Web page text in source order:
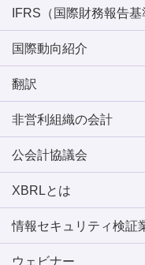
IFRS（国際財務報告
国際動向紹介
翻訳
非営利組織の会計
公会計協議会
XBRLとは
情報セキュリティ検証
ウェビナー